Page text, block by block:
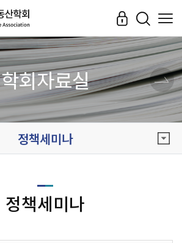
학회자료실
정책세미나
정책세미나